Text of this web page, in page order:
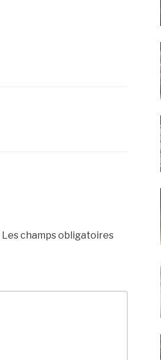
Les champs obligatoires